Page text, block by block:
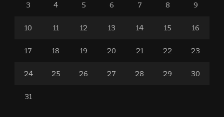
3 4 5 6 7 8 9
10 11 12 13 14 15 16
17 18 19 20 21 22 23
24 25 26 27 28 29 30
31